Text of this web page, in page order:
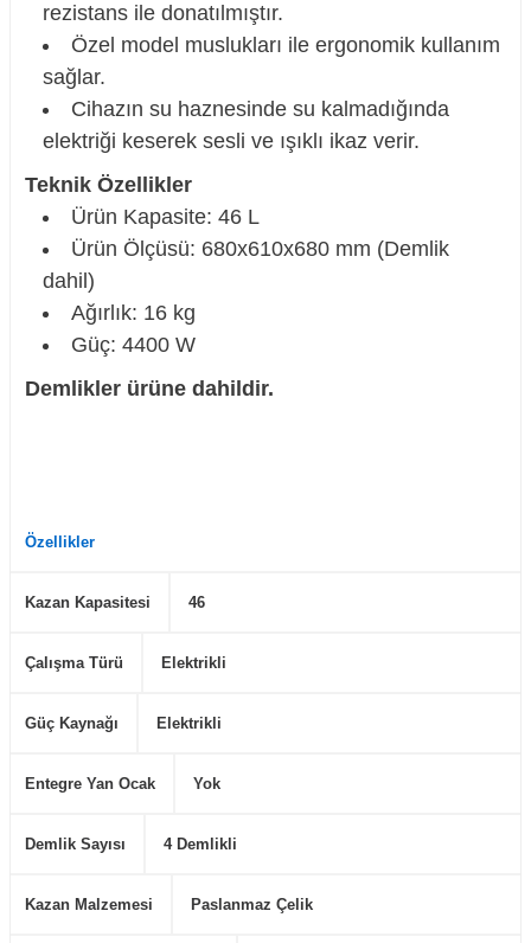
rezistans ile donatılmıştır.
Özel model muslukları ile ergonomik kullanım
sağlar.
Cihazın su haznesinde su kalmadığında
elektriği keserek sesli ve ışıklı ikaz verir.
Teknik Özellikler
Ürün Kapasite: 46 L
Ürün Ölçüsü: 680x610x680 mm (Demlik
dahil)
Ağırlık: 16 kg
Güç: 4400 W
Demlikler ürüne dahildir.
Özellikler
Kazan Kapasitesi 46
Çalışma Türü Elektrikli
Güç Kaynağı Elektrikli
Entegre Yan Ocak Yok
Demlik Sayısı 4 Demlikli
Kazan Malzemesi Paslanmaz Çelik